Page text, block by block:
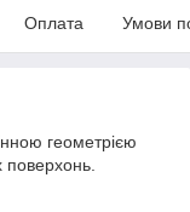
Оплата Умови
геометрією
поверхонь.